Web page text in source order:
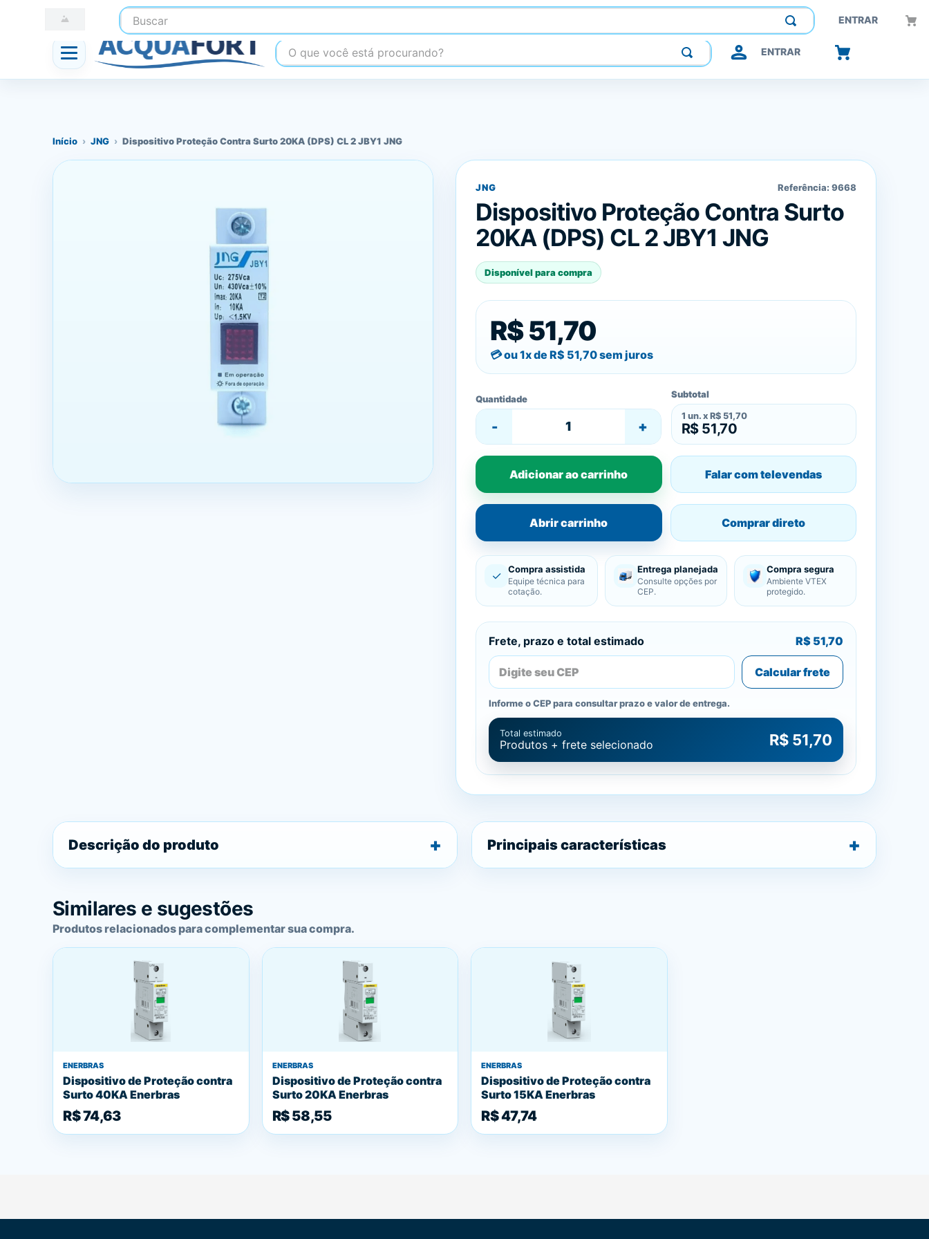
Buscar ENTRAR
☎ (41) 3247-1199 Construindo confiança, inovando o futuro.
O que você está procurando? ENTRAR
Início › JNG › Dispositivo Proteção Contra Surto 20KA (DPS) CL 2 JBY1 JNG
JNG Referência: 9668
Dispositivo Proteção Contra Surto
20KA (DPS) CL 2 JBY1 JNG
Disponível para compra
R$ 51,70
ou 1x de R$ 51,70sem juros
Quantidade
- +
Subtotal
1 un. x R$ 51,70
R$ 51,70
Adicionar ao carrinho Falar com televendas
Abrir carrinho Comprar direto
✓ Compra assistida
Equipe técnica para
cotação.
Entrega planejada
Consulte opções por
CEP.
Compra segura
Ambiente VTEX
protegido.
Frete, prazo e total estimado R$ 51,70
Calcular frete
Informe o CEP para consultar prazo e valor de entrega.
Total estimado
Produtos + frete selecionado R$ 51,70
Descrição do produto Principais características
Similares e sugestões
Produtos relacionados para complementar sua compra.
ENERBRAS
Dispositivo de Proteção contra
Surto 40KA Enerbras
R$ 74,63
ENERBRAS
Dispositivo de Proteção contra
Surto 20KA Enerbras
R$ 58,55
ENERBRAS
Dispositivo de Proteção contra
Surto 15KA Enerbras
R$ 47,74